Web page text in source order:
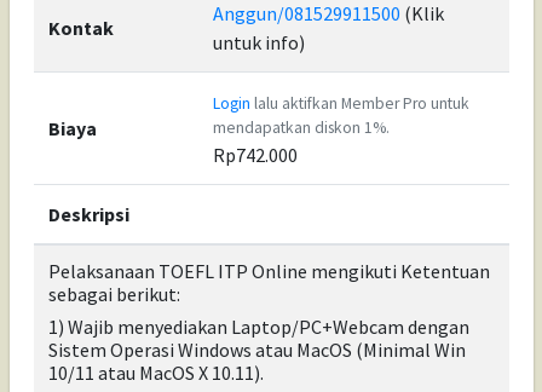
Kontak
Anggun/081529911500 (Klik
untuk info)
Biaya
Login lalu aktifkan Member Pro untuk
mendapatkan diskon 1%.
Rp742.000
Deskripsi
Pelaksanaan TOEFL ITP Online mengikuti Ketentuan
sebagai berikut:
1) Wajib menyediakan Laptop/PC+Webcam dengan
Sistem Operasi Windows atau MacOS (Minimal Win
10/11 atau MacOS X 10.11).